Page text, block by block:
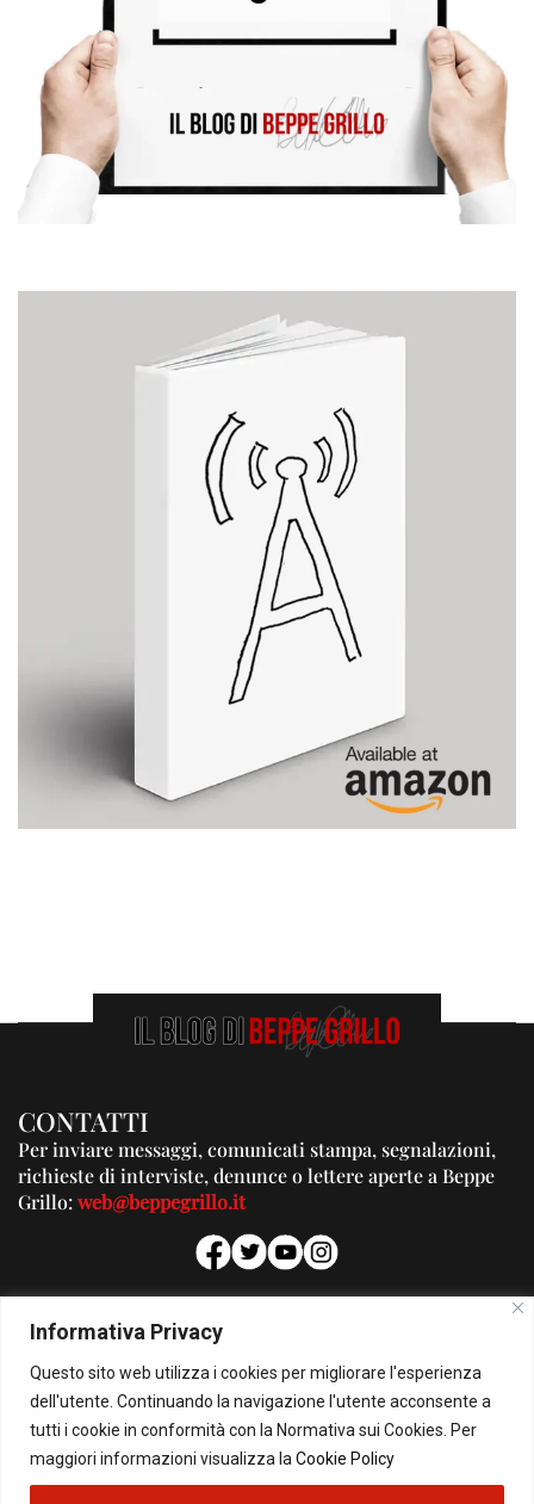
Informativa Privacy
Questo sito web utilizza i cookies per migliorare l'esperienza
dell'utente. Continuando la navigazione l'utente acconsente a
tutti i cookie in conformità con la Normativa sui Cookies. Per
maggiori informazioni visualizza la Cookie Policy
CONTATTI
Per inviare messaggi, comunicati stampa, segnalazioni,
richieste di interviste, denunce o lettere aperte a Beppe
Grillo:web@beppegrillo.it
PUBBLICITA'
Per la tua pubblicità su questo Blog:
pubblicita@beppegrillo.it